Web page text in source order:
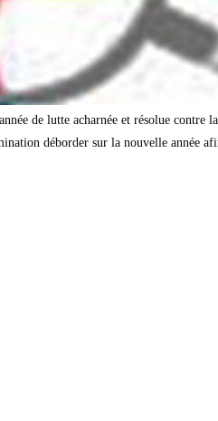
de lutte acharnée et résolue
déborder sur la nouvelle année